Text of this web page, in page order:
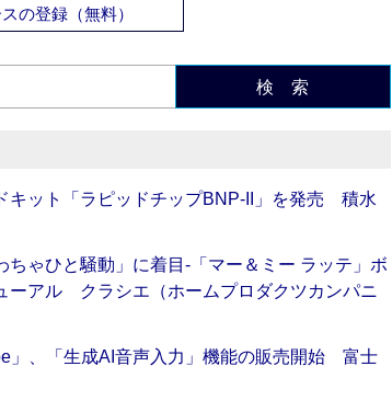
の登録（無料）
検 索
キット「ラピッドチップBNP-II」を発売 積水
ちゃひと騒動」に着目‐「マー＆ミー ラッテ」ボ
ーアル クラシエ（ホームプロダクツカンパニ
」、「生成AI音声入力」機能の販売開始 富士